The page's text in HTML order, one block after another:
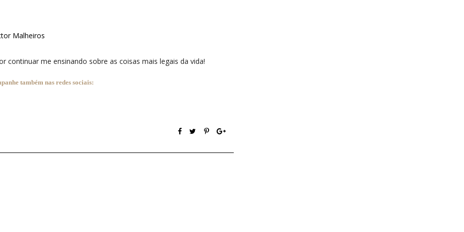
Malheiros
continuar me ensinando sobre as coisas mais legais da vida!
também nas redes sociais: